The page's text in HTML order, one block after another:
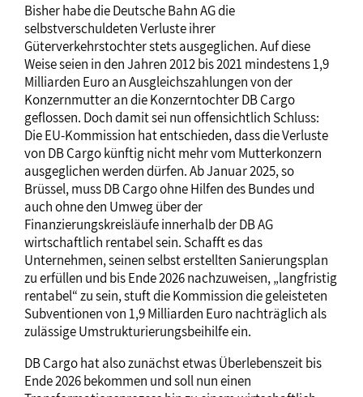
Bisher habe die Deutsche Bahn AG die
selbstverschuldeten Verluste ihrer
Güterverkehrstochter stets ausgeglichen. Auf diese
Weise seien in den Jahren 2012 bis 2021 mindestens 1,9
Milliarden Euro an Ausgleichszahlungen von der
Konzernmutter an die Konzerntochter DB Cargo
geflossen. Doch damit sei nun offensichtlich Schluss:
Die EU-Kommission hat entschieden, dass die Verluste
von DB Cargo künftig nicht mehr vom Mutterkonzern
ausgeglichen werden dürfen. Ab Januar 2025, so
Brüssel, muss DB Cargo ohne Hilfen des Bundes und
auch ohne den Umweg über der
Finanzierungskreisläufe innerhalb der DB AG
wirtschaftlich rentabel sein. Schafft es das
Unternehmen, seinen selbst erstellten Sanierungsplan
zu erfüllen und bis Ende 2026 nachzuweisen, „langfristig
rentabel“ zu sein, stuft die Kommission die geleisteten
Subventionen von 1,9 Milliarden Euro nachträglich als
zulässige Umstrukturierungsbeihilfe ein.
DB Cargo hat also zunächst etwas Überlebenszeit bis
Ende 2026 bekommen und soll nun einen